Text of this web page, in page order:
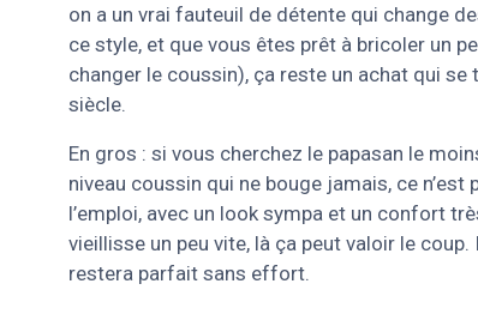
on a un vrai fauteuil de détente qui change
ce style, et que vous êtes prêt à bricoler un
changer le coussin), ça reste un achat qui se
siècle.
En gros : si vous cherchez le papasan le
niveau coussin qui ne bouge jamais, ce
l’emploi, avec un look sympa et un confort
vieillisse un peu vite, là ça peut valoir le
restera parfait sans effort.